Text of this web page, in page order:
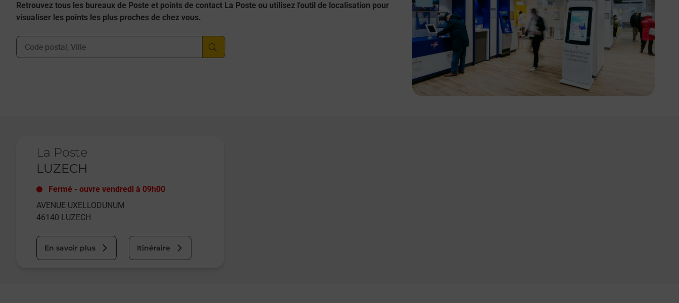
Retrouvez tous les bureaux de Poste et points de contact La Poste ou utilisez l'outil de localisation pour
visualiser les points les plus proches de chez vous.
Ville, Département, Code Postal
La Poste
LUZECH
Fermé - ouvre vendredi à 09h00
AVENUE UXELLODUNUM
46140 LUZECH
En savoir plus Itinéraire